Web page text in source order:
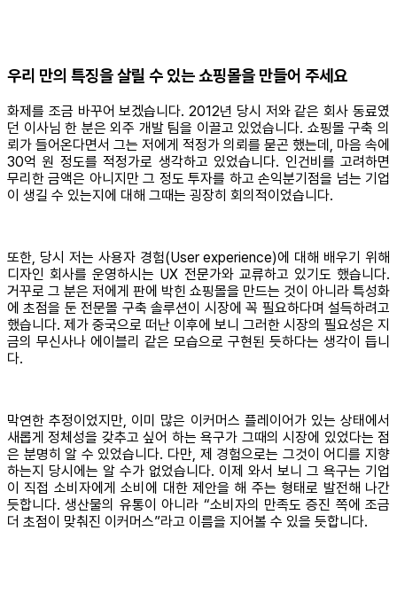
우리 만의 특징을 살릴 수 있는 쇼핑몰을 만들어 주세요
화제를 조금 바꾸어 보겠습니다. 2012년 당시 저와 같은 회사 동료였
던 이사님 한 분은 외주 개발 팀을 이끌고 있었습니다. 쇼핑몰 구축 의
뢰가 들어온다면서 그는 저에게 적정가 의뢰를 묻곤 했는데, 마음 속에
30억 원 정도를 적정가로 생각하고 있었습니다. 인건비를 고려하면
무리한 금액은 아니지만 그 정도 투자를 하고 손익분기점을 넘는 기업
이 생길 수 있는지에 대해 그때는 굉장히 회의적이었습니다.
또한, 당시 저는 사용자 경험(User experience)에 대해 배우기 위해
디자인 회사를 운영하시는 UX 전문가와 교류하고 있기도 했습니다.
거꾸로 그 분은 저에게 판에 박힌 쇼핑몰을 만드는 것이 아니라 특성화
에 초점을 둔 전문몰 구축 솔루션이 시장에 꼭 필요하다며 설득하려고
했습니다. 제가 중국으로 떠난 이후에 보니 그러한 시장의 필요성은 지
금의 무신사나 에이블리 같은 모습으로 구현된 듯하다는 생각이 듭니
다.
막연한 추정이었지만, 이미 많은 이커머스 플레이어가 있는 상태에서
새롭게 정체성을 갖추고 싶어 하는 욕구가 그때의 시장에 있었다는 점
은 분명히 알 수 있었습니다. 다만, 제 경험으로는 그것이 어디를 지향
하는지 당시에는 알 수가 없었습니다. 이제 와서 보니 그 욕구는 기업
이 직접 소비자에게 소비에 대한 제안을 해 주는 형태로 발전해 나간
듯합니다. 생산물의 유통이 아니라 “소비자의 만족도 증진 쪽에 조금
더 초점이 맞춰진 이커머스”라고 이름을 지어볼 수 있을 듯합니다.